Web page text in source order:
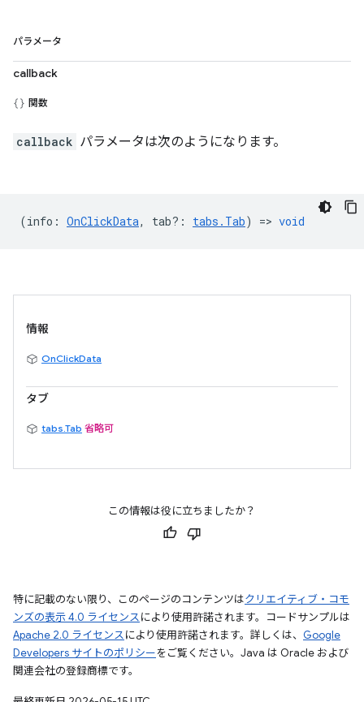
パラメータ
callback
関数
callback パラメータは次のようになります。
(info : OnClickData, tab? : tabs.Tab) => void
情報
OnClickData
タブ
tabs.Tab 省略可
この情報は役に立ちましたか？
特に記載のない限り、このページのコンテンツはクリエイティブ・コモ
ンズの表示 4.0 ライセンスにより使用許諾されます。コードサンプルは
Apache 2.0 ライセンスにより使用許諾されます。詳しくは、 Google
Developers サイトのポリシーをご覧ください。Java は Oracle および
関連会社の登録商標です。